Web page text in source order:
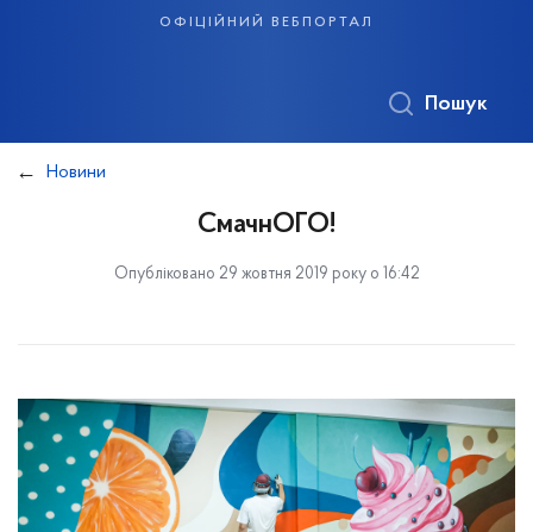
офіційний вебпортал
Пошук
Новини
СмачнОГО!
Опубліковано 29 жовтня 2019 року о 16:42